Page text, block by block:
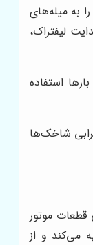
به میله‌های
لیفتراک،
استفاده
شاخک‌ها
موتور
می‌کند و از